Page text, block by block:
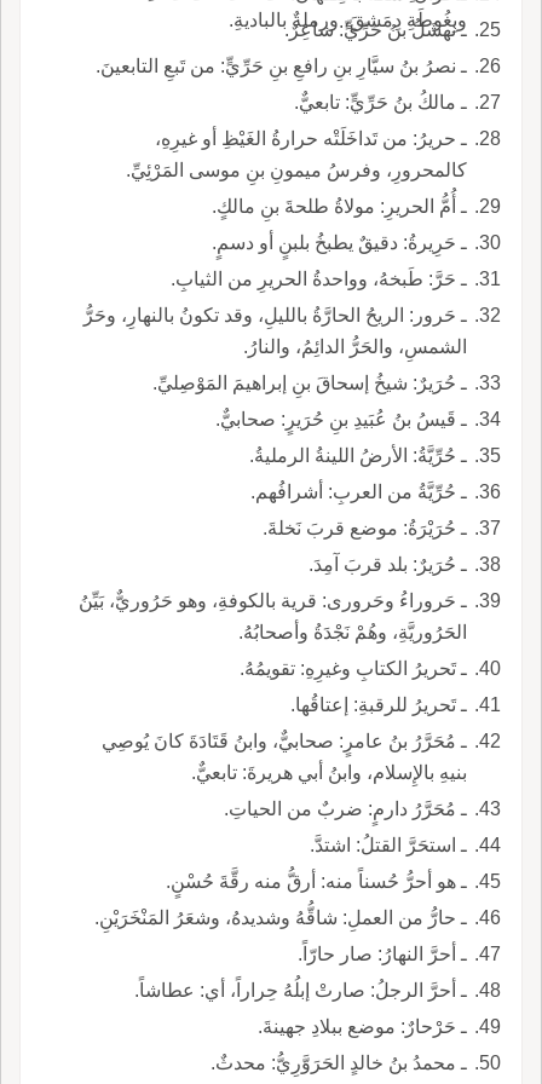
وبِغُوطَةِ دِمَشقَ، ورملةٌ بالباديةِ.
ـ نهشَلُ بنُ حَرِّيٍّ: شاعِرٌ.
ـ نصرُ بنُ سيَّارِ بنِ رافعِ بنِ حَرِّيٍّ: من تَبعِ التابعينَ.
ـ مالكُ بنُ حَرِّيٍّ: تابعيٌّ.
ـ حريرُ: من تَداخَلَتْه حرارةُ الغَيْظِ أو غيرِهِ،
كالمحرورِ، وفرسُ ميمونِ بنِ موسى المَرْئِيِّ.
ـ أُمُّ الحريرِ: مولاةُ طلحةَ بنِ مالكٍ.
ـ حَرِيرةُ: دقيقٌ يطبخُ بلبنٍ أو دسمٍ.
ـ حَرَّ: طَبخهُ، وواحدةُ الحريرِ من الثيابِ.
ـ حَرور: الريحُ الحارَّةُ بالليلِ، وقد تكونُ بالنهارِ، وحَرُّ
الشمسِ، والحَرُّ الدائِمُ، والنارُ.
ـ حُرَيرٌ: شيخُ إسحاقَ بنِ إبراهيمَ المَوْصِليِّ.
ـ قَيسُ بنُ عُبَيدِ بنِ حُرَيرٍ: صحابيٌّ.
ـ حُرِّيَّةُ: الأرضُ اللينةُ الرمليةُ.
ـ حُرِّيَّةُ من العربِ: أشرافُهم.
ـ حُرَيْرَةُ: موضع قربَ نَخلةَ.
ـ حُرَيرٌ: بلد قربَ آمِدَ.
ـ حَروراءُ وحَرورى: قرية بالكوفةِ، وهو حَرُوريٌّ، بَيِّنُ
الحَرُوريَّةِ، وهُمْ نَجْدَةُ وأصحابُهُ.
ـ تَحريرُ الكتابِ وغيرِهِ: تقويمُهُ.
ـ تَحريرُ للرقبةِ: إعتاقُها.
ـ مُحَرَّرُ بنُ عامرٍ: صحابيٌّ، وابنُ قَتَادَةَ كانَ يُوصِي
بنيهِ بالإِسلام، وابنُ أبي هريرةَ: تابعيٌّ.
ـ مُحَرَّرُ دارمٍ: ضربٌ من الحياتِ.
ـ استحَرَّ القتلُ: اشتدَّ.
ـ هو أحرُّ حُسناً منه: أرقُّ منه رقَّةَ حُسْنٍ.
ـ حارُّ من العملِ: شاقُّهُ وشديدهُ، وشعَرُ المَنْخَرَيْنِ.
ـ أحرَّ النهارُ: صار حارّاً.
ـ أحرَّ الرجلُ: صارتْ إبلُهُ حِراراً، أي: عطاشاً.
ـ حَرْحارٌ: موضع ببلادِ جهينةَ.
ـ محمدُ بنُ خالدٍ الحَرَوَّرِيُّ: محدثٌ.